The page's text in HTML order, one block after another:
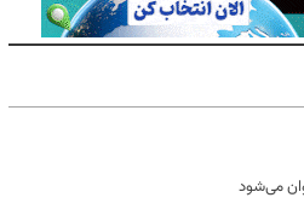
می‌شود